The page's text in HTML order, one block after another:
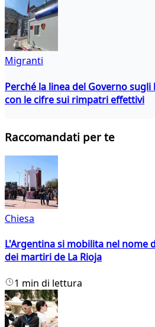
Migranti
Perché la linea del Governo
con le cifre sui rimpatri effettivi
Raccomandati per te
Chiesa
L'Argentina si mobilita nel nome
dei martiri de La Rioja
1 min di lettura